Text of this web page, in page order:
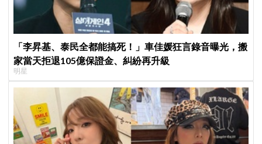
「李昇基、泰民全都能搞死！」車佳媛狂言錄音曝光，搬
家當天拒退105億保證金、糾紛再升級
明星